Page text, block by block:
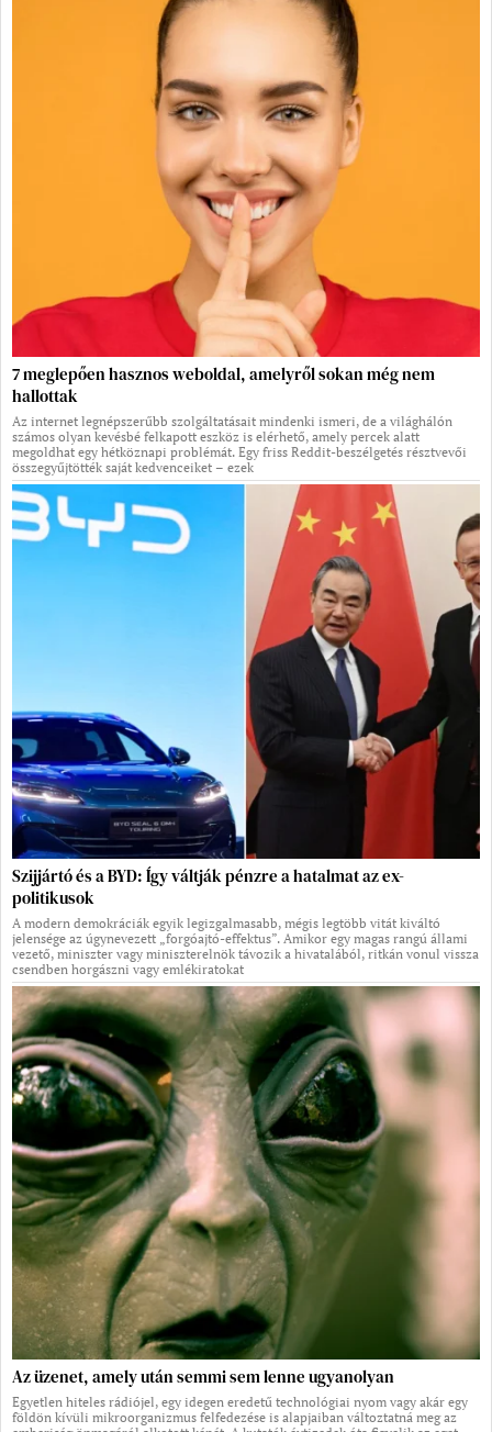
7 meglepően hasznos weboldal, amelyről sokan még nem
hallottak
Az internet legnépszerűbb szolgáltatásait mindenki ismeri, de a világhálón
számos olyan kevésbé felkapott eszköz is elérhető, amely percek alatt
megoldhat egy hétköznapi problémát. Egy friss Reddit-beszélgetés résztvevői
összegyűjtötték saját kedvenceiket – ezek
Szijjártó és a BYD: Így váltják pénzre a hatalmat az ex-
politikusok
A modern demokráciák egyik legizgalmasabb, mégis legtöbb vitát kiváltó
jelensége az úgynevezett „forgóajtó-effektus”. Amikor egy magas rangú állami
vezető, miniszter vagy miniszterelnök távozik a hivatalából, ritkán vonul vissza
csendben horgászni vagy emlékiratokat
Az üzenet, amely után semmi sem lenne ugyanolyan
Egyetlen hiteles rádiójel, egy idegen eredetű technológiai nyom vagy akár egy
földön kívüli mikroorganizmus felfedezése is alapjaiban változtatná meg az